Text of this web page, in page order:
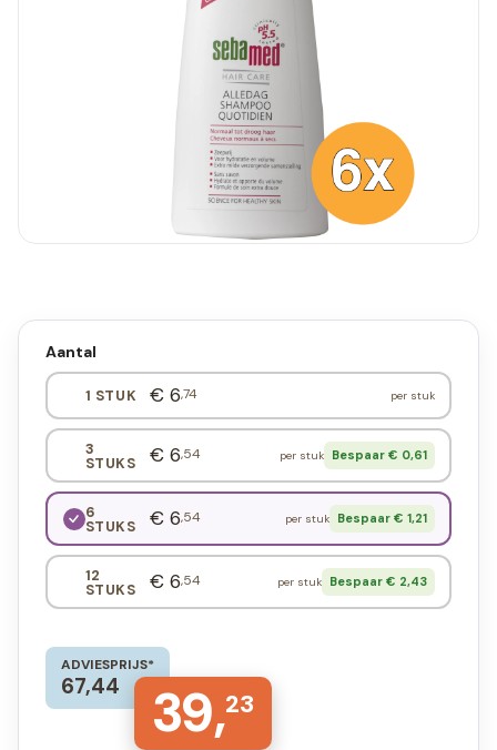
Aantal
1 STUK € 6,74 per stuk
3
STUKS € 6,54 per stuk Bespaar € 0,61
6
STUKS € 6,54 per stuk Bespaar € 1,21
12
STUKS € 6,54 per stuk Bespaar € 2,43
ADVIESPRIJS*
67,44 39,23